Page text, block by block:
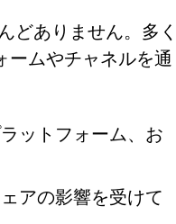
どありません。多く
ームやチャネルを通
ットフォーム、お
アの影響を受けて